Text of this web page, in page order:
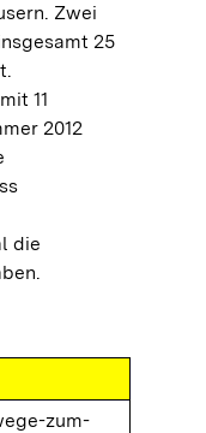
Zwei
25
11
2012
die
zum-